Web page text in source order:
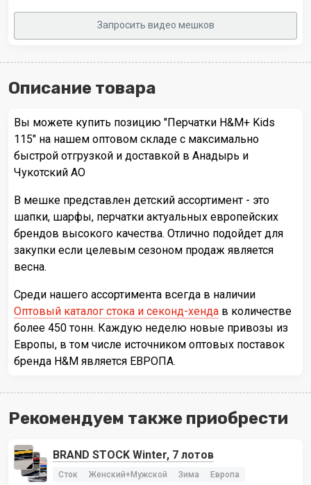
Запросить видео мешков
Описание товара
Вы можете купить позицию "Перчатки H&M+ Kids
115" на нашем оптовом складе с максимально
быстрой отгрузкой и доставкой в Анадырь и
Чукотский АО
В мешке представлен детский ассортимент - это
шапки, шарфы, перчатки актуальных европейских
брендов высокого качества. Отлично подойдет для
закупки если целевым сезоном продаж является
весна.
Среди нашего ассортимента всегда в наличии
Оптовый каталог стока и секонд-хенда в количестве
более 450 тонн. Каждую неделю новые привозы из
Европы, в том числе источником оптовых поставок
бренда H&M является ЕВРОПА.
Рекомендуем также приобрести
BRAND STOCK Winter, 7 лотов
Сток Женский+Мужской Зима Европа